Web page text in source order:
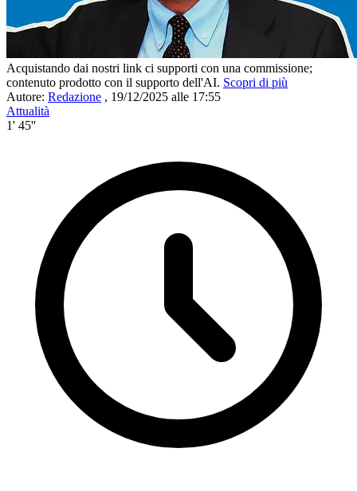
Acquistando dai nostri link ci supporti con una commissione;
contenuto prodotto con il supporto dell'AI. Scopri di più
Autore: Redazione , 19/12/2025 alle 17:55
Attualità
1' 45''